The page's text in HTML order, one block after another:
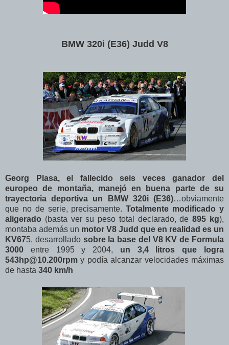
BMW 320i (E36) Judd V8
Georg Plasa, el fallecido seis veces ganador del
europeo de montaña, manejó en buena parte de su
trayectoria deportiva un BMW 320i (E36)…obviamente
que no de serie, precisamente.Totalmente modificado y
aligerado (basta ver su peso total declarado, de895 kg),
montaba además un motor V8 Judd que en realidad es un
KV675, desarrollado sobre la base del V8 KV de Formula
3000 entre 1995 y 2004, un 3,4 litros que logra
543hp@10.200rpm y podía alcanzar velocidades máximas
de hasta 340 km/h